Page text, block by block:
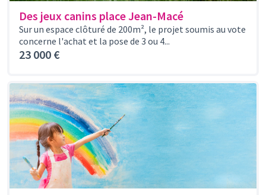
Des jeux canins place Jean-Macé
Sur un espace clôturé de 200m², le projet soumis au vote
concerne l'achat et la pose de 3 ou 4...
23 000 €